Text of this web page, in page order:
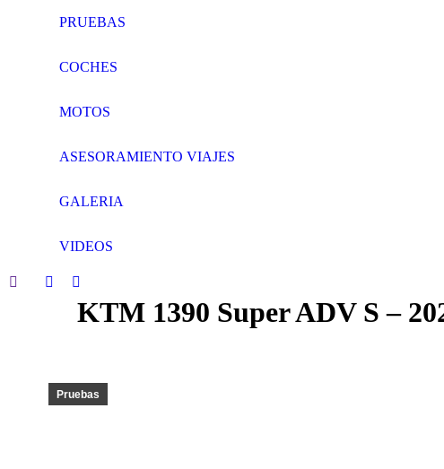
PRUEBAS
COCHES
MOTOS
ASESORAMIENTO VIAJES
GALERIA
VIDEOS
Search:
Facebook
window
Twitter
page
window
KTM 1390 Super ADV S –
Pruebas